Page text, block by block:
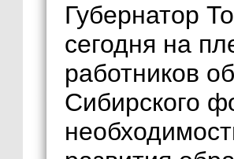
Губернатор
сегодня на
работников
Сибирского